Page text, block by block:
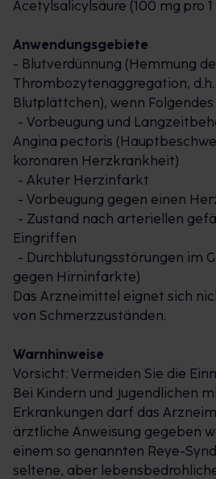
die Sauerstoffzufuhr
einer Angina pectoris
Brustbereich) führen – in der
einem Schlaganfall.
ASS-AbZ 100 mg TAH sorgt für
und reduziert das Risiko der
Blutgerinnsels.
Standardtherapie vorbeugend
und Embolien eingesetzt.
Schlaganfallen gehört ASS-AbZ
Prophylaxe eines erneuten
Patienten mit stabiler und
können Verklumpungen der
verhindert werden. ASS-AbZ
gewissen herzchirurgischen
Erweiterung oder zum
angewendet. Um der Gefahr
Mangeldurchblutung des
wird ASS-AbZ 100 mg TAH bei
Medikament eingesetzt. ASS
eignet sich nicht zur
Schmerzzuständen.
Acetylsalicylsäure (100 mg pro
Anwendungsgebiete
- Blutverdünnung (Hemmung
Thrombozytenaggregation,
Blutplättchen), wenn
- Vorbeugung und
Angina pectoris
koronaren Herzkrankheit)
- Akuter Herzinfarkt
- Vorbeugung gegen einen
- Zustand nach arteriellen
Eingriffen
- Durchblutungsstörungen im
gegen Hirninfarkte)
Das Arzneimittel eignet sich
von Schmerzzuständen.
Warnhinweise
Vorsicht: Vermeiden Sie die
Bei Kindern und Jugendlichen
Erkrankungen darf das
ärztliche Anweisung gegeben
einem so genannten Reye-
seltene, aber